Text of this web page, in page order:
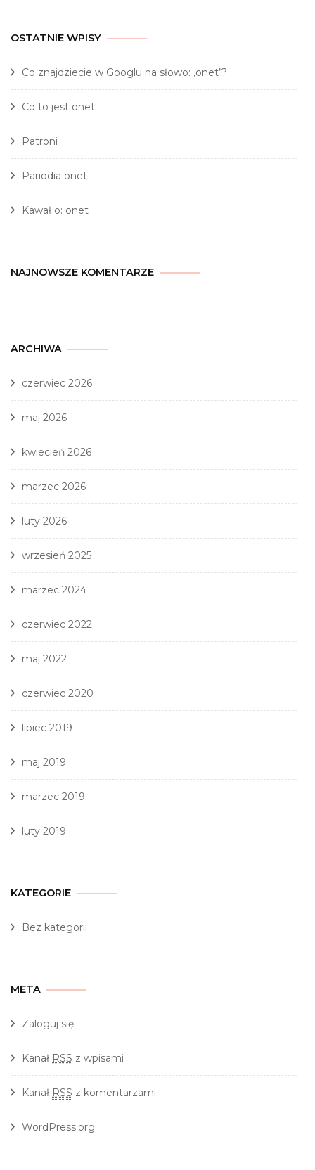
OSTATNIE WPISY
Co znajdziecie w Googlu na słowo: ‚onet’?
Co to jest onet
Patroni
Pariodia onet
Kawał o: onet
NAJNOWSZE KOMENTARZE
ARCHIWA
czerwiec 2026
maj 2026
kwiecień 2026
marzec 2026
luty 2026
wrzesień 2025
marzec 2024
czerwiec 2022
maj 2022
czerwiec 2020
lipiec 2019
maj 2019
marzec 2019
luty 2019
KATEGORIE
Bez kategorii
META
Zaloguj się
Kanał RSS z wpisami
Kanał RSS z komentarzami
WordPress.org